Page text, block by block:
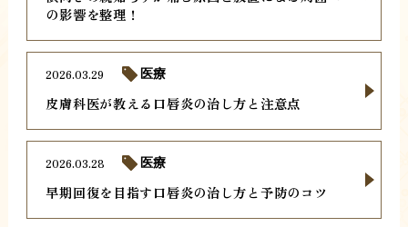
の影響を整理！
皮膚科医が教える口唇炎の治し方と注意点
2026.03.29 医療
早期回復を目指す口唇炎の治し方と予防のコツ
2026.03.28 医療